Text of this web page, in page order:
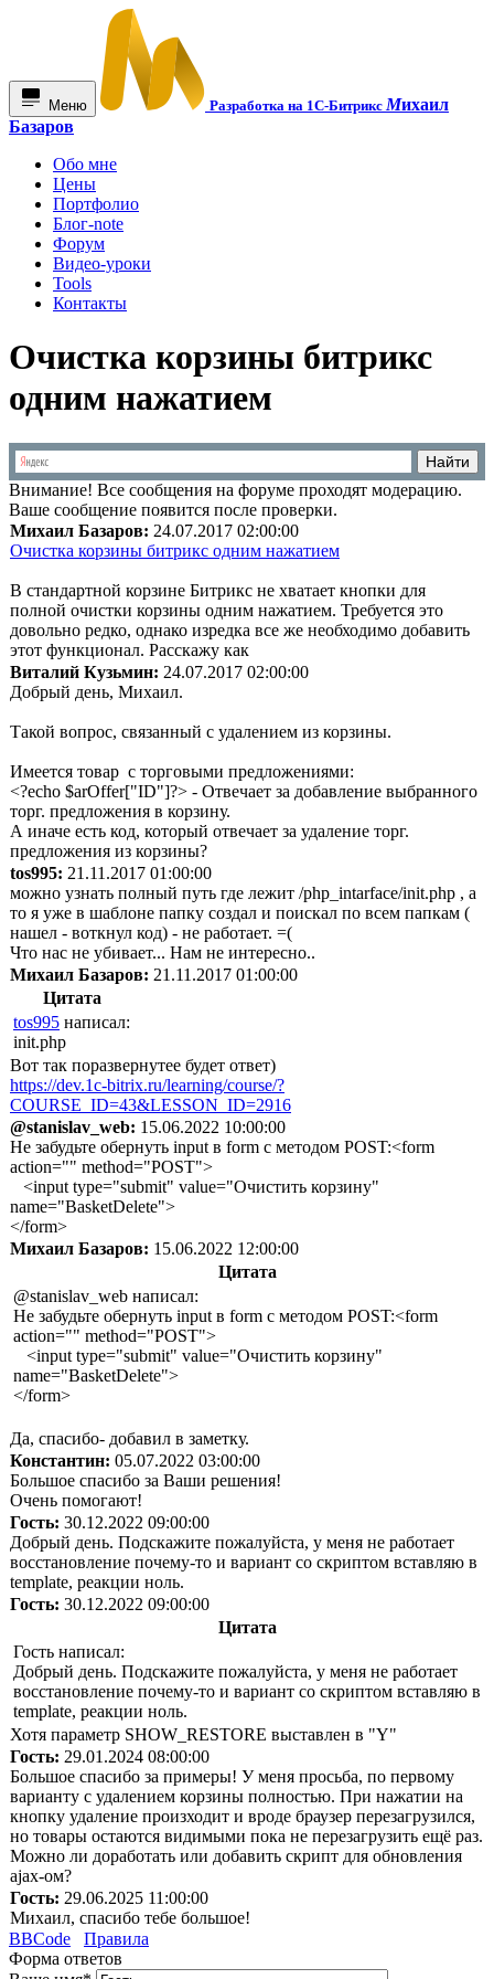
Меню Разработка на 1С-БитриксМихаил
Базаров
Обо мне
Цены
Портфолио
Блог-note
Форум
Видео-уроки
Tools
Контакты
Очистка корзины битрикс
одним нажатием
Внимание! Все сообщения на форуме проходят модерацию.
Ваше сообщение появится после проверки.
Михаил Базаров: 24.07.2017 02:00:00
Очистка корзины битрикс одним нажатием
В стандартной корзине Битрикс не хватает кнопки для
полной очистки корзины одним нажатием. Требуется это
довольно редко, однако изредка все же необходимо добавить
этот функционал. Расскажу как
Виталий Кузьмин: 24.07.2017 02:00:00
Добрый день, Михаил.
Такой вопрос, связанный с удалением из корзины.
Имеется товар с торговыми предложениями:
<?echo $arOffer["ID"]?> - Отвечает за добавление выбранного
торг. предложения в корзину.
А иначе есть код, который отвечает за удаление торг.
предложения из корзины?
tos995: 21.11.2017 01:00:00
можно узнать полный путь где лежит /php_intarface/init.php , а
то я уже в шаблоне папку создал и поискал по всем папкам (
нашел - воткнул код) - не работает. =(
Что нас не убивает... Нам не интересно..
Михаил Базаров: 21.11.2017 01:00:00
Цитата
tos995 написал:
init.php
Вот так поразвернутее будет ответ)
https://dev.1c-bitrix.ru/learning/course/?
COURSE_ID=43&LESSON_ID=2916
@stanislav_web: 15.06.2022 10:00:00
Не забудьте обернуть input в form с методом POST:<form
action="" method="POST">
<input type="submit" value="Очистить корзину"
name="BasketDelete">
</form>
Михаил Базаров: 15.06.2022 12:00:00
Цитата
@stanislav_web написал:
Не забудьте обернуть input в form с методом POST:<form
action="" method="POST">
<input type="submit" value="Очистить корзину"
name="BasketDelete">
</form>
Да, спасибо- добавил в заметку.
Константин: 05.07.2022 03:00:00
Большое спасибо за Ваши решения!
Очень помогают!
Гость: 30.12.2022 09:00:00
Добрый день. Подскажите пожалуйста, у меня не работает
восстановление почему-то и вариант со скриптом вставляю в
template, реакции ноль.
Гость: 30.12.2022 09:00:00
Цитата
Гость написал:
Добрый день. Подскажите пожалуйста, у меня не работает
восстановление почему-то и вариант со скриптом вставляю в
template, реакции ноль.
Хотя параметр SHOW_RESTORE выставлен в "Y"
Гость: 29.01.2024 08:00:00
Большое спасибо за примеры! У меня просьба, по первому
варианту с удалением корзины полностью. При нажатии на
кнопку удаление произходит и вроде браузер перезагрузился,
но товары остаются видимыми пока не перезагрузить ещё раз.
Можно ли доработать или добавить скрипт для обновления
ajax-ом?
Гость: 29.06.2025 11:00:00
Михаил, спасибо тебе большое!
BBCode
Правила
Форма ответов